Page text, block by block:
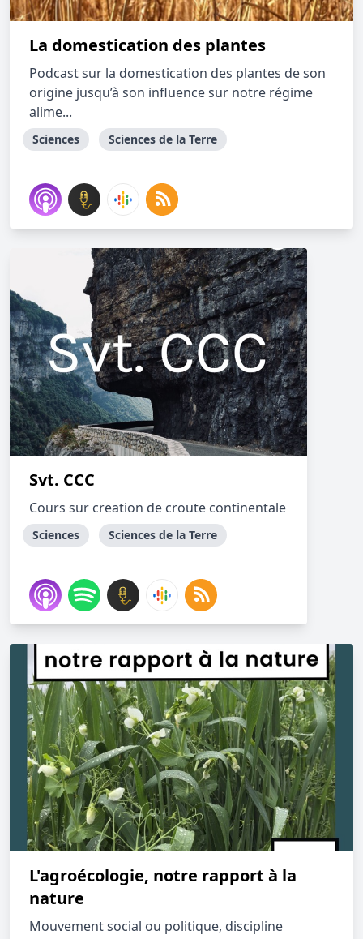
La domestication des plantes
Podcast sur la domestication des plantes de son
origine jusqu’à son influence sur notre régime
alime...
Sciences Sciences de la Terre
Svt. CCC
Cours sur creation de croute continentale
Sciences Sciences de la Terre
L'agroécologie, notre rapport à la
nature
Mouvement social ou politique, discipline